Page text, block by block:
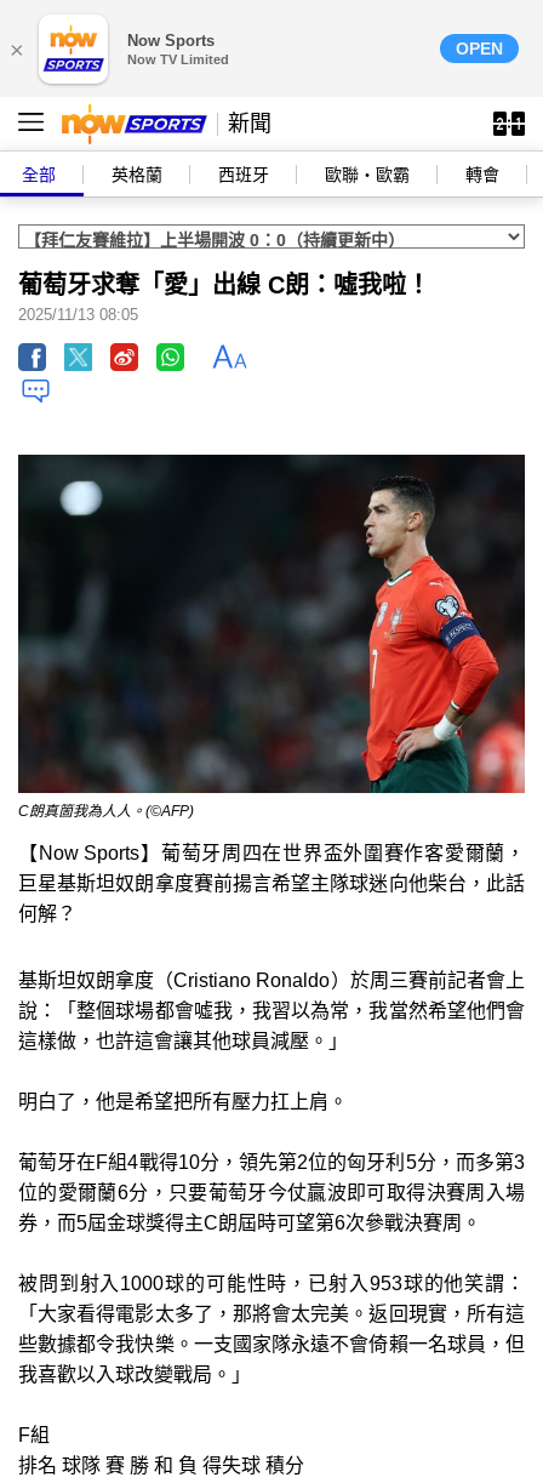
× Now Sports
Now TV Limited
OPEN
新聞
全部 英格蘭 西班牙 歐聯‧歐霸 轉會
葡萄牙求奪「愛」出線 C朗：噓我啦！
2025/11/13 08:05
C朗真箇我為人人。(©AFP)
【Now Sports】葡萄牙周四在世界盃外圍賽作客愛爾蘭，
巨星基斯坦奴朗拿度賽前揚言希望主隊球迷向他柴台，此話
何解？
基斯坦奴朗拿度（Cristiano Ronaldo）於周三賽前記者會上
說：「整個球場都會噓我，我習以為常，我當然希望他們會
這樣做，也許這會讓其他球員減壓。」
明白了，他是希望把所有壓力扛上肩。
葡萄牙在F組4戰得10分，領先第2位的匈牙利5分，而多第3
位的愛爾蘭6分，只要葡萄牙今仗贏波即可取得決賽周入場
券，而5屆金球獎得主C朗屆時可望第6次參戰決賽周。
被問到射入1000球的可能性時，已射入953球的他笑謂：
「大家看得電影太多了，那將會太完美。返回現實，所有這
些數據都令我快樂。一支國家隊永遠不會倚賴一名球員，但
我喜歡以入球改變戰局。」
F組
排名 球隊 賽 勝 和 負 得失球 積分